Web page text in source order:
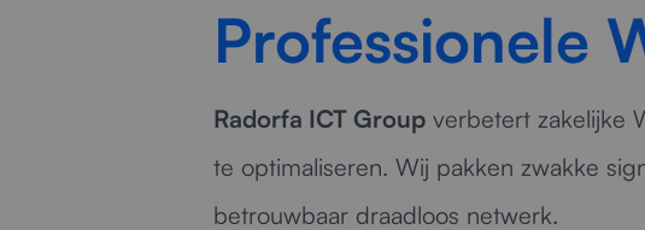
Professionele
Radorfa ICT Group verbetert zakelijke
te optimaliseren. Wij pakken zwakke
betrouwbaar draadloos netwerk.